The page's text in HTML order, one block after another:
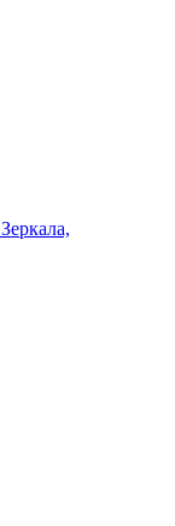
Зеркала,